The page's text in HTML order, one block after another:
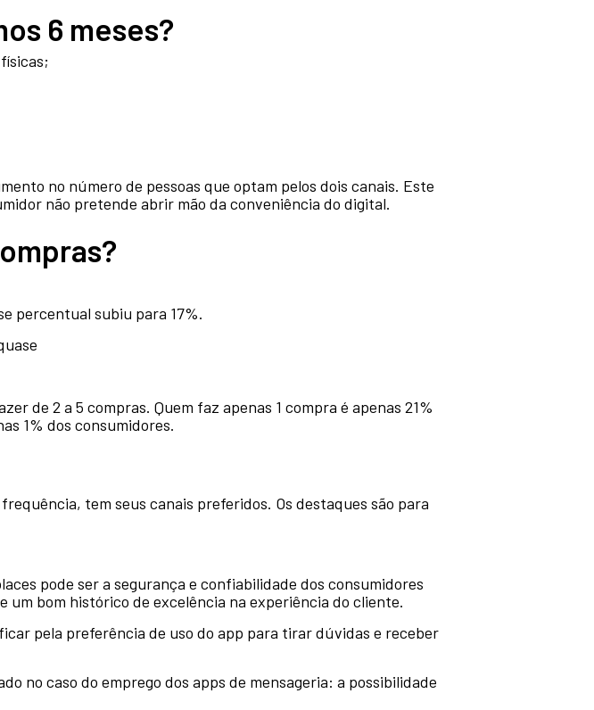
6 meses?
no número de pessoas que optam pelos dois canais. Este
não pretende abrir mão da conveniência do digital.
percentual subiu para 17%.
de 2 a 5 compras. Quem faz apenas 1 compra é apenas 21%
1% dos consumidores.
tem seus canais preferidos. Os destaques são para
pode ser a segurança e confiabilidade dos consumidores
um bom histórico de excelência na experiência do cliente.
pela preferência de uso do app para tirar dúvidas e receber
no caso do emprego dos apps de mensageria: a possibilidade